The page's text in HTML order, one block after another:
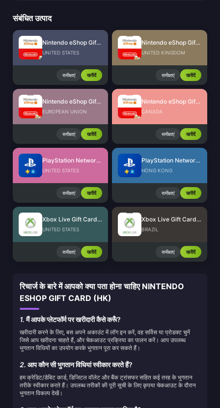
संबंधित उत्पाद
Nintendo eShop Gift Card (US)
UNITED STATES
समीक्षाएं खरीदें
Nintendo eShop Gift Card (UK)
UNITED KINGDOM
समीक्षाएं खरीदें
Nintendo eShop Gift Card (EU)
EUROPEAN UNION
समीक्षाएं खरीदें
Nintendo eShop Gift Card (CA)
CANADA
समीक्षाएं खरीदें
PlayStation Network Card (US)
UNITED STATES
समीक्षाएं खरीदें
PlayStation Network Card (HK)
HONG KONG
समीक्षाएं खरीदें
Xbox Live Gift Card (US)
UNITED STATES
समीक्षाएं खरीदें
Xbox Live Gift Card (BR)
BRAZIL
समीक्षाएं खरीदें
रिचार्ज के बारे में आपको क्या पता होना चाहिए NINTENDO
ESHOP GIFT CARD (HK)
1.मैं आपके प्लेटफॉर्म पर खरीदारी कैसे करूँ?
खरीदारी करने के लिए, बस अपने अकाउंट में लॉग इन करें, वह सर्विस या प्रोडक्ट चुनें
जिसे आप खरीदना चाहते हैं, और चेकआउट प्रक्रिया का पालन करें। आप उपलब्ध
भुगतान विधियों का उपयोग करके भुगतान पूरा कर सकते हैं।
2. आप कौन सी भुगतान विधियां स्वीकार करते हैं?
हम क्रेडिट/डेबिट कार्ड, डिजिटल वॉलेट और बैंक ट्रांसफर सहित कई तरह के भुगतान
तरीके स्वीकार करते हैं। उपलब्ध तरीकों की पूरी सूची के लिए कृपया चेकआउट के दौरान
भुगतान विकल्प देखें।